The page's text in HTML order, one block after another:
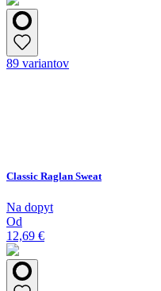
89 variantov
Classic Raglan Sweat
Na dopyt
Od
12,69 €